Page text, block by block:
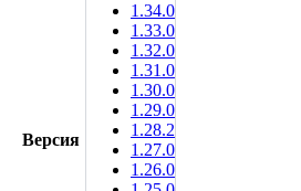
Версия
1.34.0
1.33.0
1.32.0
1.31.0
1.30.0
1.29.0
1.28.2
1.27.0
1.26.0